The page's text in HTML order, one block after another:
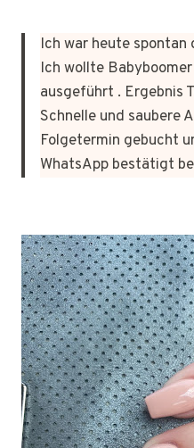
Ich war heute spontan
Ich wollte
ausgeführt . Ergebnis
Schnelle und saubere
Folgetermin gebucht
WhatsApp bestätigt